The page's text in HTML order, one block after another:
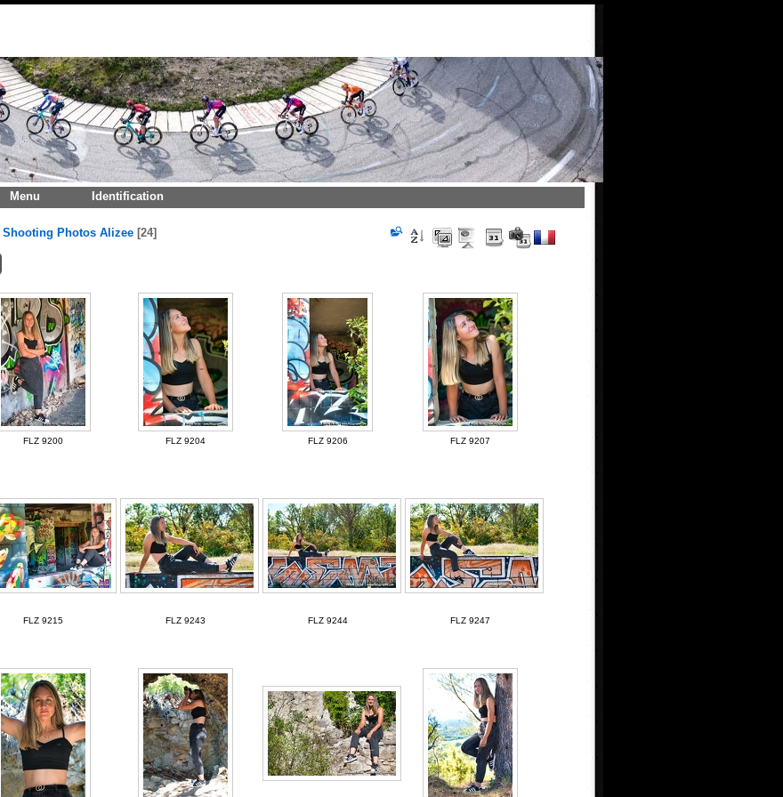
Menu Identification
Shooting Photos Alizee 24
FLZ 9200 FLZ 9204 FLZ 9206 FLZ 9207
FLZ 9215 FLZ 9243 FLZ 9244 FLZ 9247